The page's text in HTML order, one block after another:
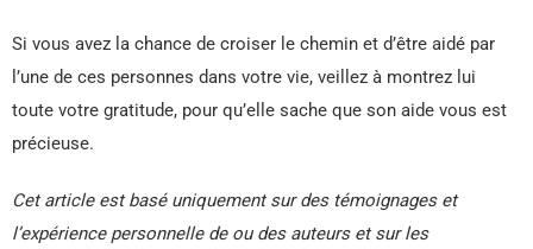
Si vous avez la chance de croiser le chemin et d’être aidé par
l’une de ces personnes dans votre vie, veillez à montrez lui
toute votre gratitude, pour qu’elle sache que son aide vous est
précieuse.
Cet article est basé uniquement sur des témoignages et
l’expérience personnelle de ou des auteurs et sur les